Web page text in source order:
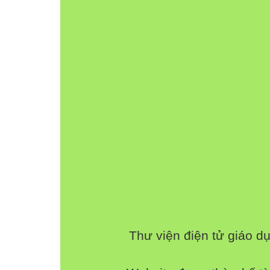
Nhận biết phương trình một ẩn
 HĐ 2: Số tiền bác An thu được sau 1 năm
Thư viện điện tử giáo